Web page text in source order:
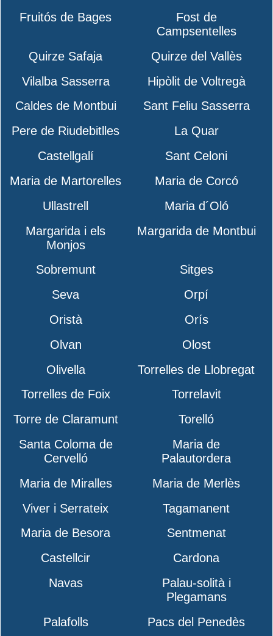
Fruitós de Bages
Fost de
Campsentelles
Quirze Safaja
Quirze del Vallès
Vilalba Sasserra
Hipòlit de Voltregà
Caldes de Montbui
Sant Feliu Sasserra
Pere de Riudebitlles
La Quar
Castellgalí
Sant Celoni
Maria de Martorelles
Maria de Corcó
Ullastrell
Maria d´Oló
Margarida i els
Monjos
Margarida de Montbui
Sobremunt
Sitges
Seva
Orpí
Oristà
Orís
Olvan
Olost
Olivella
Torrelles de Llobregat
Torrelles de Foix
Torrelavit
Torre de Claramunt
Torelló
Santa Coloma de
Cervelló
Maria de
Palautordera
Maria de Miralles
Maria de Merlès
Viver i Serrateix
Tagamanent
Maria de Besora
Sentmenat
Castellcir
Cardona
Navas
Palau-solità i
Plegamans
Palafolls
Pacs del Penedès